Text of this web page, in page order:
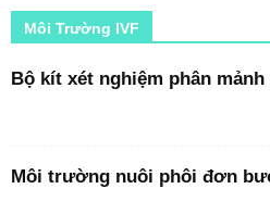
Môi Trường IVF
Bộ kít xét nghiệm phân
Môi trường nuôi phôi đơn